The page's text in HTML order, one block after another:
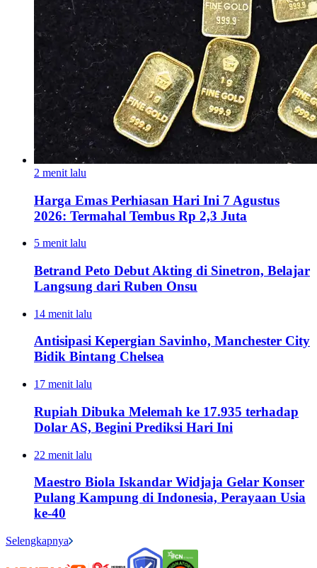
2 menit lalu
Harga Emas Perhiasan Hari Ini 7 Agustus
2026: Termahal Tembus Rp 2,3 Juta
5 menit lalu
Betrand Peto Debut Akting di Sinetron, Belajar
Langsung dari Ruben Onsu
14 menit lalu
Antisipasi Kepergian Savinho, Manchester City
Bidik Bintang Chelsea
17 menit lalu
Rupiah Dibuka Melemah ke 17.935 terhadap
Dolar AS, Begini Prediksi Hari Ini
22 menit lalu
Maestro Biola Iskandar Widjaja Gelar Konser
Pulang Kampung di Indonesia, Perayaan Usia
ke-40
Selengkapnya